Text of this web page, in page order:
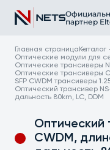
партнер
Главная страница Каталог
Оптические модули для
Оптические трансиверы
Оптические трансиверы
SFP CWDM трансиверы
Оптический трансивер
дальность 80km, LC, DDM
Оптический
CWDM,